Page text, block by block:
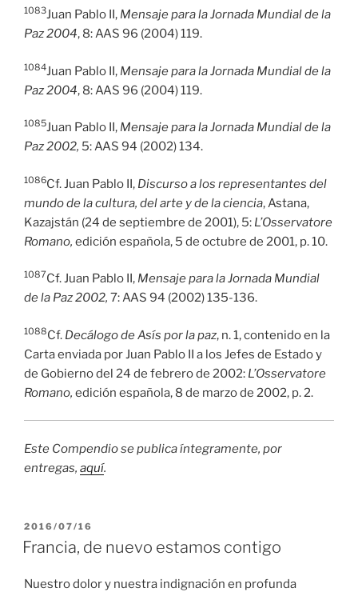
1083Juan Pablo II, Mensaje para la Jornada Mundial de la
Paz 2004, 8: AAS 96 (2004) 119.
1084Juan Pablo II, Mensaje para la Jornada Mundial de la
Paz 2004, 8: AAS 96 (2004) 119.
1085Juan Pablo II, Mensaje para la Jornada Mundial de la
Paz 2002, 5: AAS 94 (2002) 134.
1086Cf. Juan Pablo II, Discurso a los representantes del
mundo de la cultura, del arte y de la ciencia, Astana,
Kazajstán (24 de septiembre de 2001), 5: L’Osservatore
Romano, edición española, 5 de octubre de 2001, p. 10.
1087Cf. Juan Pablo II, Mensaje para la Jornada Mundial
de la Paz 2002, 7: AAS 94 (2002) 135-136.
1088Cf. Decálogo de Asís por la paz, n. 1, contenido en la
Carta enviada por Juan Pablo II a los Jefes de Estado y
de Gobierno del 24 de febrero de 2002: L’Osservatore
Romano, edición española, 8 de marzo de 2002, p. 2.
Este Compendio se publica íntegramente, por
entregas, aquí.
PUBLICADO
EL
2016/07/16
Francia, de nuevo estamos contigo
Nuestro dolor y nuestra indignación en profunda